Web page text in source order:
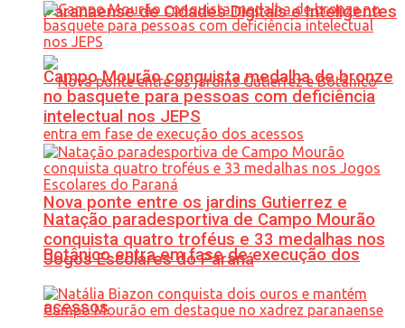
Paranaense de Cidades Digitais e Inteligentes
Nova ponte entre os jardins Gutierrez e
Botânico entra em fase de execução dos
acessos
Campo Mourão conquista medalha de bronze
no basquete para pessoas com deficiência
intelectual nos JEPS
Natação paradesportiva de Campo Mourão
conquista quatro troféus e 33 medalhas nos
Jogos Escolares do Paraná